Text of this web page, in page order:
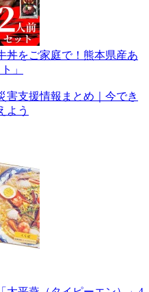
丼をご家庭で！熊本県産あ
」
害支援情報まとめ｜今でき
よう